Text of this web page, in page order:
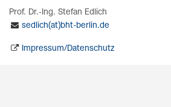
Prof. Dr.-Ing. Stefan Edlich
sedlich(at)bht-berlin.de
Impressum/Datenschutz